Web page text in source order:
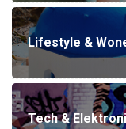
Lifestyle &
Tech &